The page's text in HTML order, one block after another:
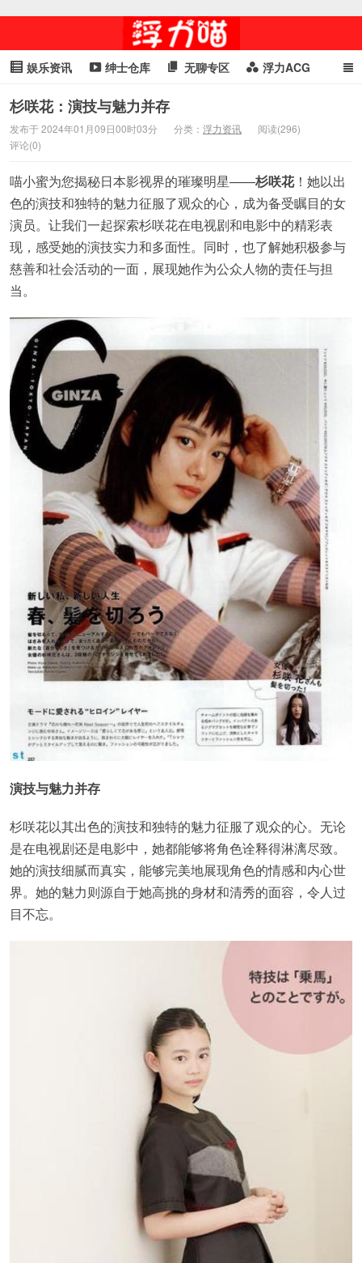
娱乐资讯 绅士仓库 无聊专区 浮力ACG
浮力GIF 明星头条 浮力资讯
cosplay
杉咲花：演技与魅力并存
发布于 2024年01月09日00时03分 分类： 浮力资讯
阅读(296)
评论(0)
喵小蜜为您揭秘日本影视界的璀璨明星——杉咲花！她以出
色的演技和独特的魅力征服了观众的心，成为备受瞩目的女
演员。让我们一起探索杉咲花在电视剧和电影中的精彩表
现，感受她的演技实力和多面性。同时，也了解她积极参与
慈善和社会活动的一面，展现她作为公众人物的责任与担
当。
演技与魅力并存
杉咲花以其出色的演技和独特的魅力征服了观众的心。无论
是在电视剧还是电影中，她都能够将角色诠释得淋漓尽致。
她的演技细腻而真实，能够完美地展现角色的情感和内心世
界。她的魅力则源自于她高挑的身材和清秀的面容，令人过
目不忘。